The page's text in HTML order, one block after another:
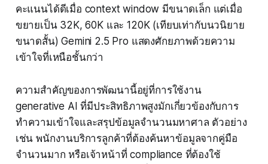
คะแนนได้ดีเมื่อ context window มีขนาดเล็ก แต่เมื่อ
ขยายเป็น 32K, 60K และ 120K (เทียบเท่ากับนวนิยาย
ขนาดสั้น) Gemini 2.5 Pro แสดงศักยภาพด้วยความ
เข้าใจที่เหนือชั้นกว่า
ความสำคัญของการพัฒนานี้อยู่ที่การใช้งาน
generative AI ที่มีประสิทธิภาพสูงมักเกี่ยวข้องกับการ
ทำความเข้าใจและสรุปข้อมูลจำนวนมหาศาล ตัวอย่าง
เช่น พนักงานบริการลูกค้าที่ต้องค้นหาข้อมูลจากคู่มือ
จำนวนมาก หรือเจ้าหน้าที่ compliance ที่ต้องใช้